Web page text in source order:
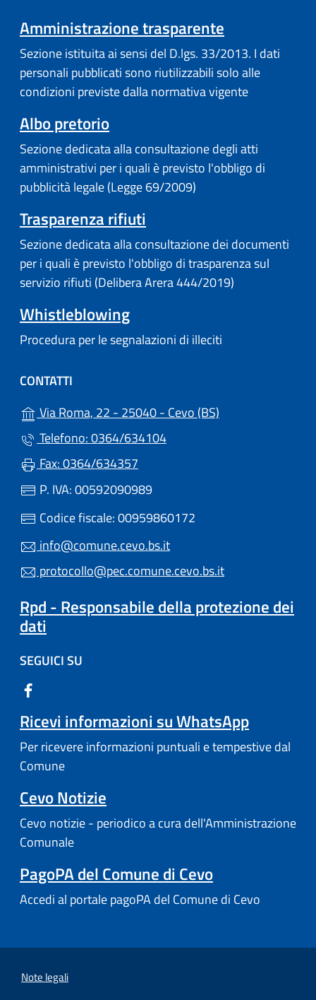
Amministrazione trasparente
Sezione istituita ai sensi del D.lgs. 33/2013. I dati
personali pubblicati sono riutilizzabili solo alle
condizioni previste dalla normativa vigente
Albo pretorio
Sezione dedicata alla consultazione degli atti
amministrativi per i quali è previsto l'obbligo di
pubblicità legale (Legge 69/2009)
Trasparenza rifiuti
Sezione dedicata alla consultazione dei documenti
per i quali è previsto l'obbligo di trasparenza sul
servizio rifiuti (Delibera Arera 444/2019)
Whistleblowing
Procedura per le segnalazioni di illeciti
CONTATTI
Via Roma, 22 - 25040 - Cevo (BS)
Telefono: 0364/634104
Fax: 0364/634357
P. IVA: 00592090989
Codice fiscale: 00959860172
info@comune.cevo.bs.it
protocollo@pec.comune.cevo.bs.it
Rpd - Responsabile della protezione dei
dati
SEGUICI SU
Ricevi informazioni su WhatsApp
Per ricevere informazioni puntuali e tempestive dal
Comune
Cevo Notizie
Cevo notizie - periodico a cura dell'Amministrazione
Comunale
PagoPA del Comune di Cevo
Accedi al portale pagoPA del Comune di Cevo
Note legali